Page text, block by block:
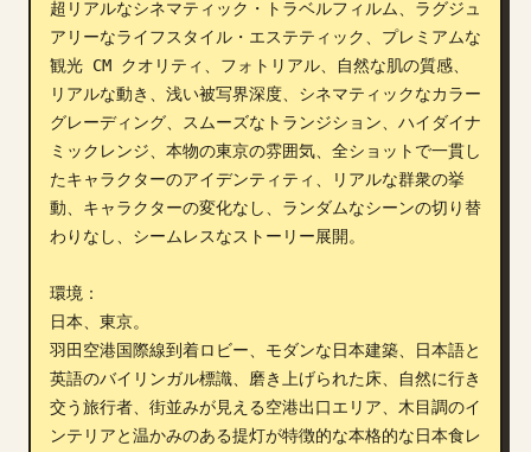
超リアルなシネマティック・トラベルフィルム、ラグジュ
アリーなライフスタイル・エステティック、プレミアムな
観光 CM クオリティ、フォトリアル、自然な肌の質感、
リアルな動き、浅い被写界深度、シネマティックなカラー
グレーディング、スムーズなトランジション、ハイダイナ
ミックレンジ、本物の東京の雰囲気、全ショットで一貫し
たキャラクターのアイデンティティ、リアルな群衆の挙
動、キャラクターの変化なし、ランダムなシーンの切り替
わりなし、シームレスなストーリー展開。
環境：
日本、東京。
羽田空港国際線到着ロビー、モダンな日本建築、日本語と
英語のバイリンガル標識、磨き上げられた床、自然に行き
交う旅行者、街並みが見える空港出口エリア、木目調のイ
ンテリアと温かみのある提灯が特徴的な本格的な日本食レ